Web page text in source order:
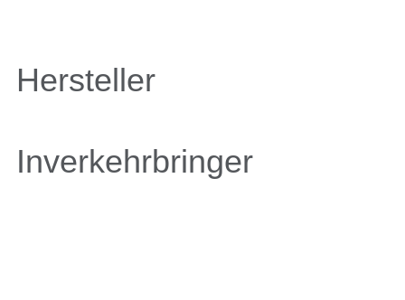
Hersteller
Inverkehrbringer